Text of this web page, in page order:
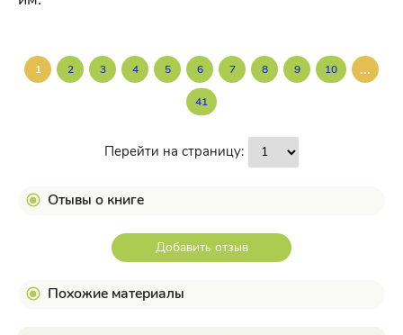
1 2 3 4 5 6 7 8 9 10 ...
41
Перейти на страницу:
Отывы о книге
Добавить отзыв
Похожие материалы